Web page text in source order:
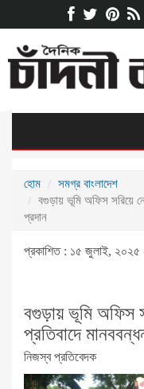
হোম
সমগ্র বাংলাদেশ
বগুড়ায় ভূমি অফিস সরিয়ে
প্রদান
প্রকাশিত : ১৫ জুলাই, ২০২৫
বগুড়ায় ভূমি অফিস
প্রতিবাদে
নিজস্ব প্রতিবেদক